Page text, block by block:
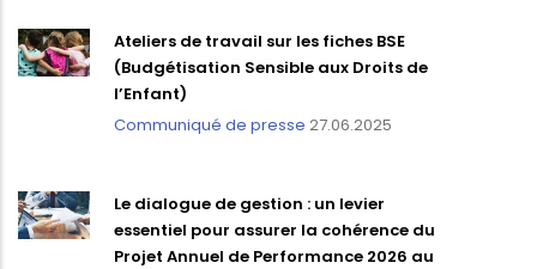
Ateliers de travail sur les fiches BSE
(Budgétisation Sensible aux Droits de
l’Enfant)
Communiqué de presse 27.06.2025
Le dialogue de gestion : un levier
essentiel pour assurer la cohérence du
Projet Annuel de Performance 2026 au